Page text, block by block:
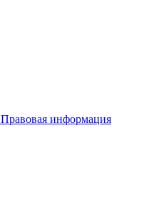
Правовая информация